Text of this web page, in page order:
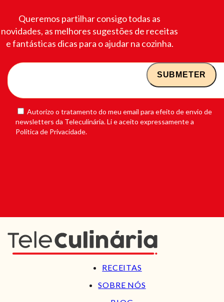
Queremos partilhar consigo todas as
novidades, as melhores sugestões de receitas
e fantásticas dicas para o ajudar na cozinha.
Autorizo o tratamento do meu email para efeito de envio de
newsletters da Teleculinária. Li e aceito expressamente a
Política de Privacidade.
RECEITAS
SOBRE NÓS